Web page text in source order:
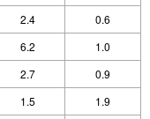
2.4 0.6
6.2 1.0
2.7 0.9
1.5 1.9